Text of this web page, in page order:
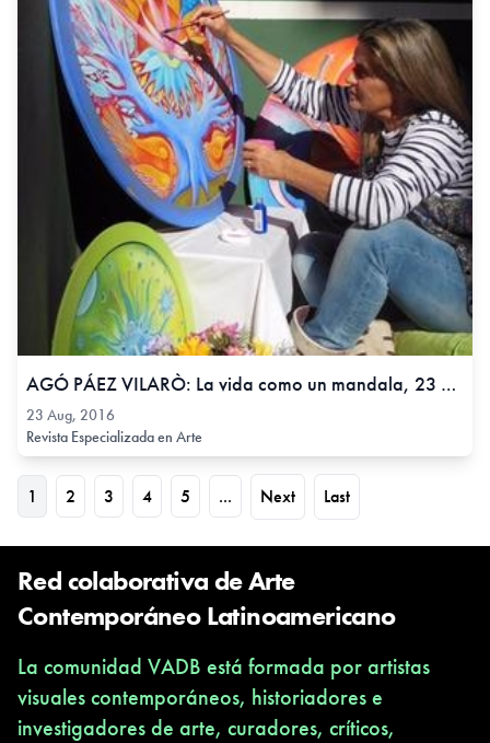
AGÓ PÁEZ VILARÒ: La vida como un mandala, 23 Aug, 2016
23 Aug, 2016
Revista Especializada en Arte
1 2 3 4 5 ... Next Last
Red colaborativa de Arte
Contemporáneo Latinoamericano
La comunidad VADB está formada por artistas
visuales contemporáneos, historiadores e
investigadores de arte, curadores, críticos,